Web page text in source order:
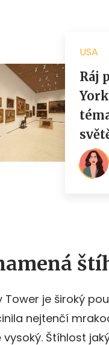
Tower je široký
nejtenčí
vysoký. Štíhlost